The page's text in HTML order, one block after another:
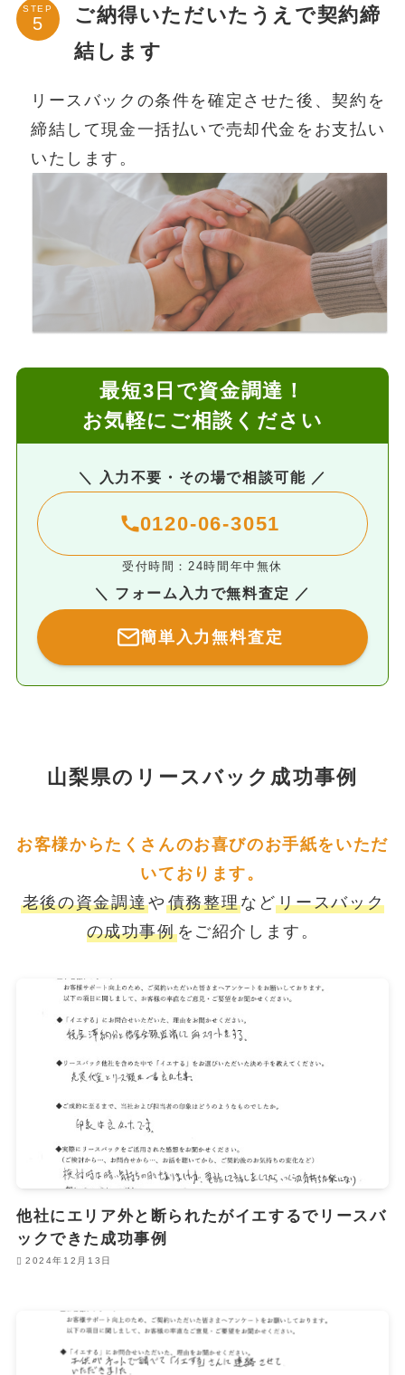
STEP
ご納得いただいたうえで契約締
結します
リースバックの条件を確定させた後、契約を
締結して現金一括払いで売却代金をお支払い
いたします。
最短3日で資金調達！
お気軽にご相談ください
＼ 入力不要・その場で相談可能 ／
0120-06-3051
受付時間：24時間年中無休
＼ フォーム入力で無料査定 ／
簡単入力無料査定
山梨県のリースバック成功事例
お客様からたくさんのお喜びのお手紙をいただ
いております。
老後の資金調達や 債務整理などリースバック
の成功事例をご紹介します。
他社にエリア外と断られたがイエするでリースバ
ックできた成功事例
2024年12月13日